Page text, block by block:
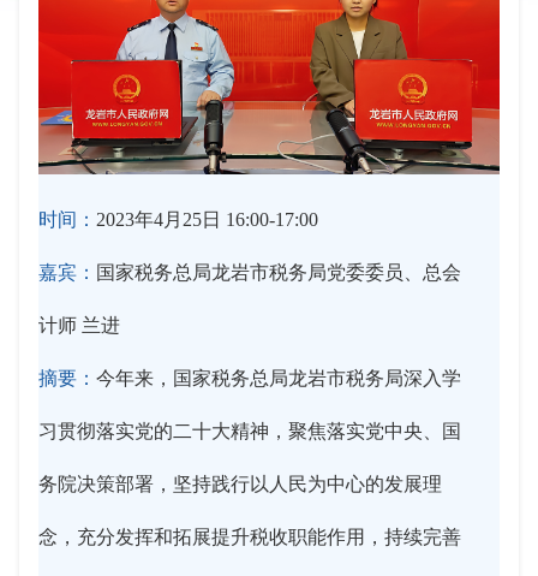
时间： 2023年4月25日 16:00-17:00
嘉宾： 国家税务总局龙岩市税务局党委委员、总会
计师 兰进
摘要： 今年来，国家税务总局龙岩市税务局深入学
习贯彻落实党的二十大精神，聚焦落实党中央、国
务院决策部署，坚持践行以人民为中心的发展理
念，充分发挥和拓展提升税收职能作用，持续完善